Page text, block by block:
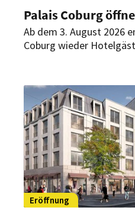
Palais Coburg
Ab dem 3. August 2026
Coburg wieder
geführt.
Eröffnung